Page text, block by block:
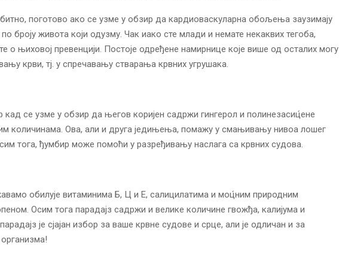
поготово ако се узме у обзир да кардиоваскуларна обољења заузимају
броју живота који одузму. Чак иако сте млади и немате некаквих тегоба,
о њиховој превенцији. Постоје одређене намирнице које више од осталих могу
крви, тј. у спречавању стварања крвних угрушака.
кад се узме у обзир да његов коријен садржи гингерол и полинезасиц́ене
количинама. Ова, али и друга једињења, помажу у смањивању нивоа лошег
тога, ђумбир може помоћи у разређивању наслага са крвних судова.
обилује витаминима Б, Ц и Е, салицилатима и моц́ним природним
Осим тога парадајз садржи и велике количине гвожђа, калијума и
је сјајан избор за ваше крвне судове и срце, али је одличан и за